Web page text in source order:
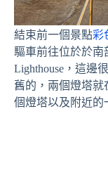
結束前一個景點彩
驅車前往位於於南
Lighthouse，這邊
舊的，兩個燈塔就
個燈塔以及附近的